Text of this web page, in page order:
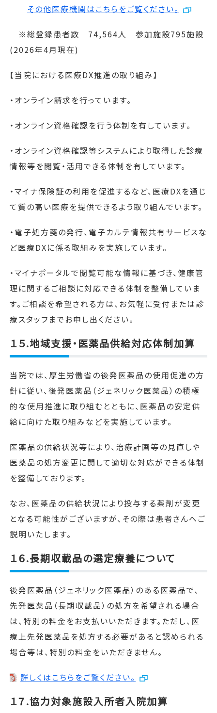
その他医療機関はこちらをご覧ください。
※総登録患者数 74,564人 参加施設795施設
(2026年4月現在)
【当院における医療DX推進の取り組み】
・オンライン請求を行っています。
・オンライン資格確認を行う体制を有しています。
・オンライン資格確認等システムにより取得した診療
情報等を閲覧・活用できる体制を有しています。
・マイナ保険証の利用を促進するなど、医療DXを通じ
て質の高い医療を提供できるよう取り組んでいます。
・電子処方箋の発行、電子カルテ情報共有サービスな
ど医療DXに係る取組みを実施しています。
・マイナポータルで閲覧可能な情報に基づき、健康管
理に関するご相談に対応できる体制を整備していま
す。ご相談を希望される方は、お気軽に受付または診
療スタッフまでお申し出ください。
１５.地域支援・医薬品供給対応体制加算
当院では、厚生労働省の後発医薬品の使用促進の方
針に従い、後発医薬品（ジェネリック医薬品）の積極
的な使用推進に取り組むとともに、医薬品の安定供
給に向けた取り組みなどを実施しています。
医薬品の供給状況等により、治療計画等の見直しや
医薬品の処方変更に関して適切な対応ができる体制
を整備しております。
なお、医薬品の供給状況により投与する薬剤が変更
となる可能性がございますが、その際は患者さんへご
説明いたします。
１６.長期収載品の選定療養について
後発医薬品（ジェネリック医薬品）のある医薬品で、
先発医薬品（長期収載品）の処方を希望される場合
は、特別の料金をお支払いいただきます。ただし、医
療上先発医薬品を処方する必要があると認められる
場合等は、特別の料金をいただきません。
詳しくはこちらをご覧ください。
１７.協力対象施設入所者入院加算